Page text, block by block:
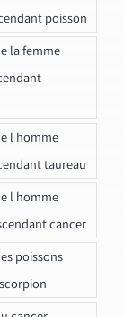
poisson
la femme
l homme
taureau
l homme
cancer
poissons